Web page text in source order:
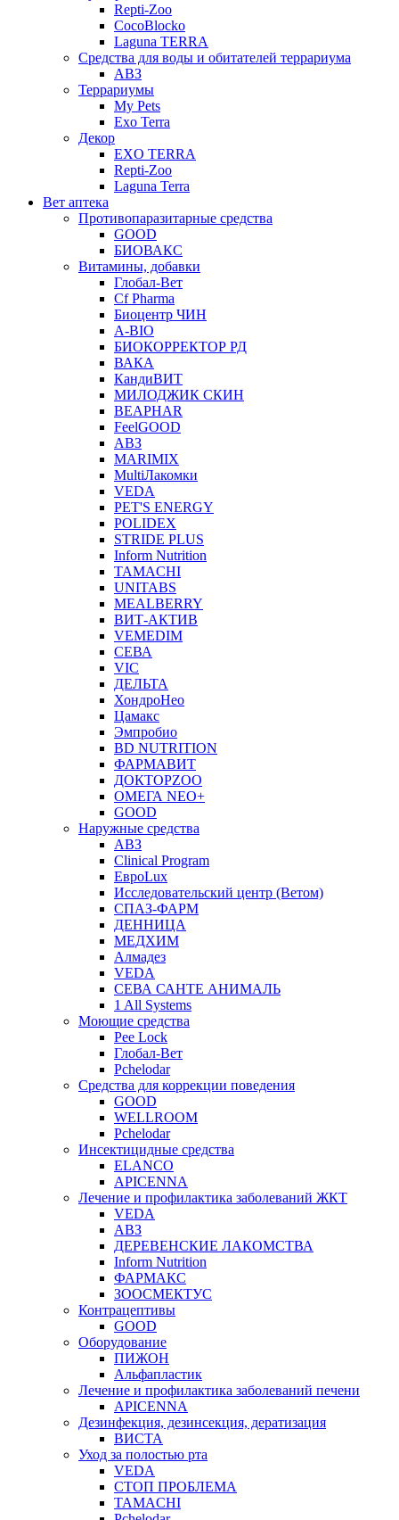
Repti-Zoo
CocoBlocko
Laguna TERRA
Средства для воды и обитателей террариума
АВЗ
Террариумы
My Pets
Exo Terra
Декор
EXO TERRA
Repti-Zoo
Laguna Terra
Вет аптека
Противопаразитарные средства
GOOD
БИОВАКС
Витамины, добавки
Глобал-Вет
Cf Pharma
Биоцентр ЧИН
A-BIO
БИОКОРРЕКТОР РД
ВАКА
КандиВИТ
МИЛОДЖИК СКИН
BEAPHAR
FeelGOOD
АВЗ
MARIMIX
MultiЛакомки
VEDA
PET'S ENERGY
POLIDEX
STRIDE PLUS
Inform Nutrition
TAMACHI
UNITABS
MEALBERRY
ВИТ-АКТИВ
VEMEDIM
СЕВА
VIC
ДЕЛЬТА
ХондроНео
Цамакс
Эмпробио
BD NUTRITION
ФАРМАВИТ
ДОКТОРZOO
ОМЕГА NEO+
GOOD
Наружные средства
АВЗ
Clinical Program
ЕвроLux
Исследовательский центр (Ветом)
СПАЗ-ФАРМ
ДЕННИЦА
МЕДХИМ
Алмадез
VEDA
СЕВА САНТЕ АНИМАЛЬ
1 All Systems
Моющие средства
Pee Lock
Глобал-Вет
Pchelodar
Средства для коррекции поведения
GOOD
WELLROOM
Pchelodar
Инсектицидные средства
ELANCO
APICENNA
Лечение и профилактика заболеваний ЖКТ
VEDA
АВЗ
ДЕРЕВЕНСКИЕ ЛАКОМСТВА
Inform Nutrition
ФАРМАКС
ЗООСМЕКТУС
Контрацептивы
GOOD
Оборудование
ПИЖОН
Альфапластик
Лечение и профилактика заболеваний печени
APICENNA
Дезинфекция, дезинсекция, дератизация
ВИСТА
Уход за полостью рта
VEDA
СТОП ПРОБЛЕМА
TAMACHI